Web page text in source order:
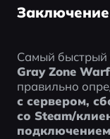
Заключение
Gray Zone
правильно
с сервером,
со Steam/
подключением